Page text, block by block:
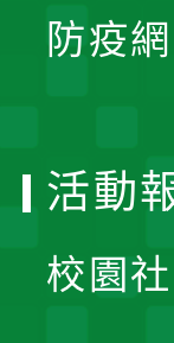
防疫
活動
校園